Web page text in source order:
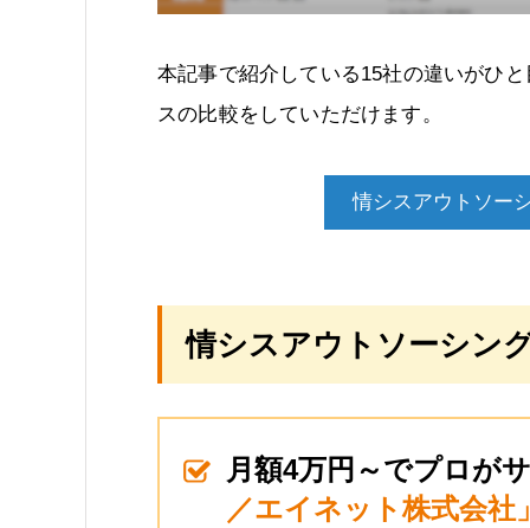
本記事で紹介している15社の違いがひ
スの比較をしていただけます。
情シスアウトソー
情シスアウトソーシン
月額4万円～でプロが
／エイネット株式会社